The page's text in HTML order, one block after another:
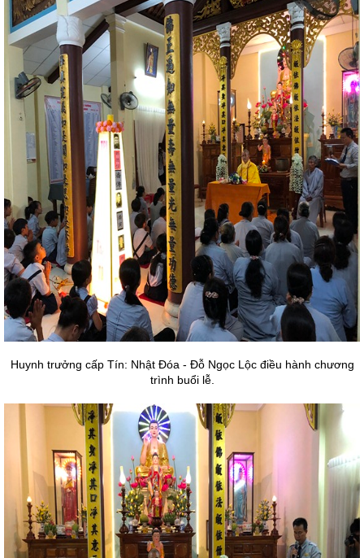
Huynh trưởng cấp Tín: Nhật Đóa - Đỗ Ngọc Lộc điều hành chương
trình buổi lễ.